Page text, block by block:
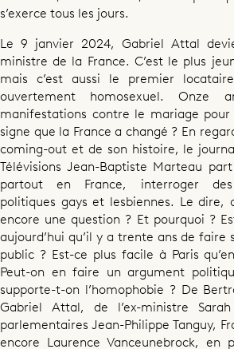
Documentaire
s’exerce tous les jours.
Le 9 janvier 2024, Gabriel Attal
ministre de la France. C’est le plus
mais c’est aussi le premier
ouvertement homosexuel. Onze
manifestations contre le mariage
signe que la France a changé ? En
coming-out et de son histoire, le
Télévisions Jean-Baptiste Marteau
partout en France, interroger des
politiques gays et lesbiennes. Le dire,
encore une question ? Et pourquoi ?
aujourd’hui qu’il y a trente ans de faire
public ? Est-ce plus facile à Paris
Peut-on en faire un argument
supporte-t-on l’homophobie ? De
Gabriel Attal, de l’ex-ministre
parlementaires Jean-Philippe Tanguy,
encore Laurence Vanceunebrock, en